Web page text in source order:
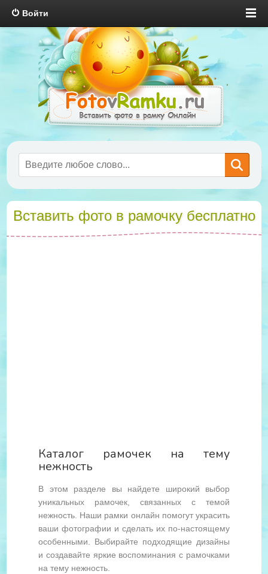
Войти
Вставить фото в рамочку бесплатно
Каталог рамочек на тему
нежность
В этом разделе вы найдете широкий выбор
уникальных рамочек, связанных с темой
нежность. Наши рамки онлайн помогут украсить
ваши фотографии и сделать их по-настоящему
особенными. Выбирайте подходящие дизайны
и создавайте яркие воспоминания с рамочками
на тему нежность.